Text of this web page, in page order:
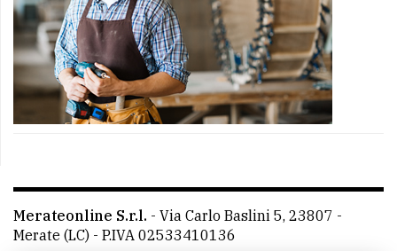
Merateonline S.r.l. - Via Carlo Baslini 5, 23807 -
Merate (LC) - P.IVA 02533410136